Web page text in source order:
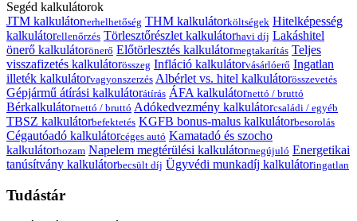
Segéd kalkulátorok
JTM kalkulátorterhelhetőség THM kalkulátorköltségek Hitelképesség
kalkulátorellenőrzés Törlesztőrészlet kalkulátorhavi díj Lakáshitel
önerő kalkulátorönerő Előtörlesztés kalkulátormegtakarítás Teljes
visszafizetés kalkulátorösszeg Infláció kalkulátorvásárlóerő Ingatlan
illeték kalkulátorvagyonszerzés Albérlet vs. hitel kalkulátorösszevetés
Gépjármű átírási kalkulátorátírás ÁFA kalkulátornettó / bruttó
Bérkalkulátornettó / bruttó Adókedvezmény kalkulátorcsaládi / egyéb
TBSZ kalkulátorbefektetés KGFB bonus-malus kalkulátorbesorolás
Cégautóadó kalkulátorcéges autó Kamatadó és szocho
kalkulátorhozam Napelem megtérülési kalkulátormegújuló Energetikai
tanúsítvány kalkulátorbecsült díj Ügyvédi munkadíj kalkulátoringatlan
Tudástár